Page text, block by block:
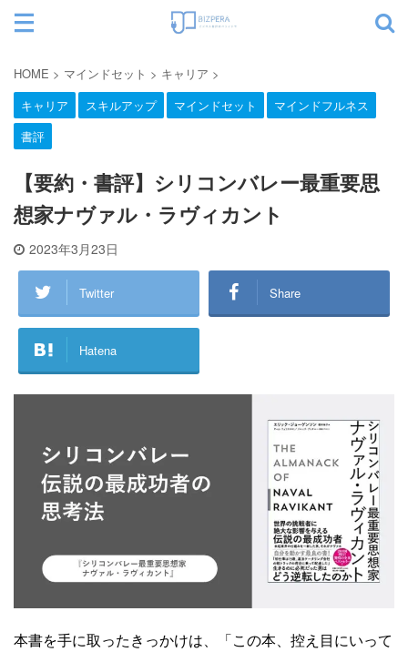
カテゴリー
外資系コンサルティング会社を経て、経営大
学院に勤務。年間300冊読むなかで、絶対に
オススメできる本だけを厳選して紹介しま
す。著書『投資としての読書』。
Books&Apps（https://blog.tinect.jp/）にもた
まに寄稿しています。Amazonアソシエイト
プログラム参加中。 執筆など仕事のご依頼
は、問い合わせフォームにてご連絡くださ
HOME > マインドセット > キャリア >
キャリア
スキルアップ マインドセット
マインドフルネス
書評
【要約・書評】シリコンバレー最重要思
想家ナヴァル・ラヴィカント
2023年3月23日
Twitter Share
Hatena
本書を手に取ったきっかけは、「この本、控え目にいって